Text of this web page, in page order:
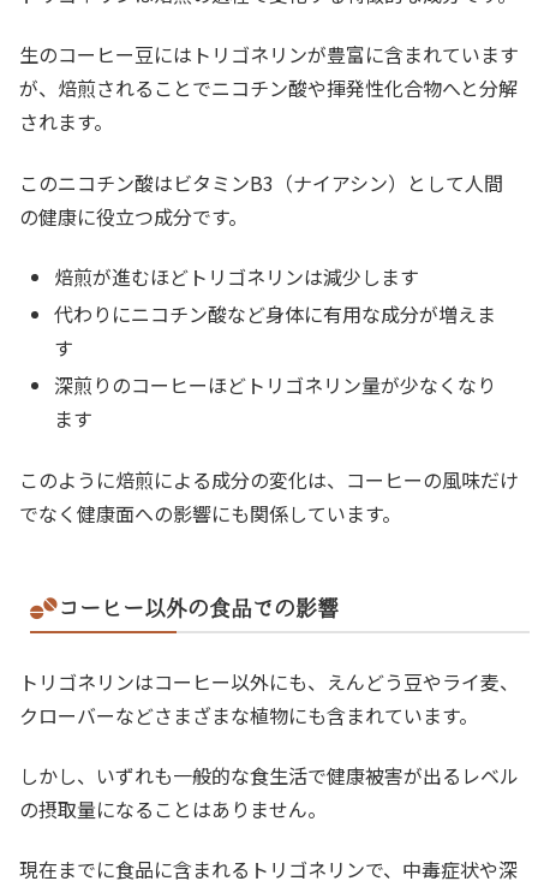
生のコーヒー豆にはトリゴネリンが豊富に含まれています
が、焙煎されることでニコチン酸や揮発性化合物へと分解
されます。
このニコチン酸はビタミンB3（ナイアシン）として人間
の健康に役立つ成分です。
焙煎が進むほどトリゴネリンは減少します
代わりにニコチン酸など身体に有用な成分が増えま
す
深煎りのコーヒーほどトリゴネリン量が少なくなり
ます
このように焙煎による成分の変化は、コーヒーの風味だけ
でなく健康面への影響にも関係しています。
コーヒー以外の食品での影響
トリゴネリンはコーヒー以外にも、えんどう豆やライ麦、
クローバーなどさまざまな植物にも含まれています。
しかし、いずれも一般的な食生活で健康被害が出るレベル
の摂取量になることはありません。
現在までに食品に含まれるトリゴネリンで、中毒症状や深